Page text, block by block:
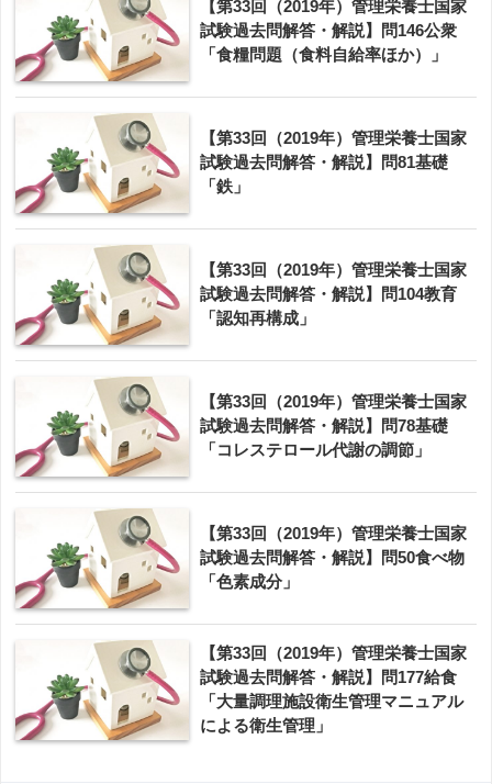
【第33回（2019年）管理栄養士国家
試験過去問解答・解説】問146公衆
「食糧問題（食料自給率ほか）」
【第33回（2019年）管理栄養士国家
試験過去問解答・解説】問81基礎
「鉄」
【第33回（2019年）管理栄養士国家
試験過去問解答・解説】問104教育
「認知再構成」
【第33回（2019年）管理栄養士国家
試験過去問解答・解説】問78基礎
「コレステロール代謝の調節」
【第33回（2019年）管理栄養士国家
試験過去問解答・解説】問50食べ物
「色素成分」
【第33回（2019年）管理栄養士国家
試験過去問解答・解説】問177給食
「大量調理施設衛生管理マニュアル
による衛生管理」